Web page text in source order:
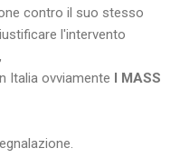
contro il suo stesso
l'intervento
Italia ovviamente I MASS